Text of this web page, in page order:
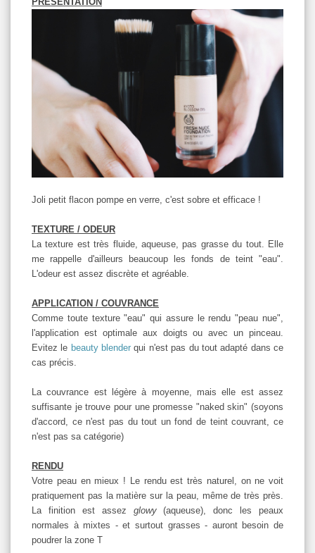
Joli petit flacon pompe en verre, c'est sobre et efficace !
TEXTURE / ODEUR
La texture est très fluide, aqueuse, pas grasse du tout. Elle
me rappelle d'ailleurs beaucoup les fonds de teint "eau".
L'odeur est assez discrète et agréable.
APPLICATION / COUVRANCE
Comme toute texture "eau" qui assure le rendu "peau nue",
l'application est optimale aux doigts ou avec un pinceau.
Evitez le beauty blender qui n'est pas du tout adapté dans ce
cas précis.
La couvrance est légère à moyenne, mais elle est assez
suffisante je trouve pour une promesse "naked skin" (soyons
d'accord, ce n'est pas du tout un fond de teint couvrant, ce
n'est pas sa catégorie)
RENDU
Votre peau en mieux ! Le rendu est très naturel, on ne voit
pratiquement pas la matière sur la peau, même de très près.
La finition est assez glowy(aqueuse), donc les peaux
normales à mixtes - et surtout grasses - auront besoin de
poudrer la zone T